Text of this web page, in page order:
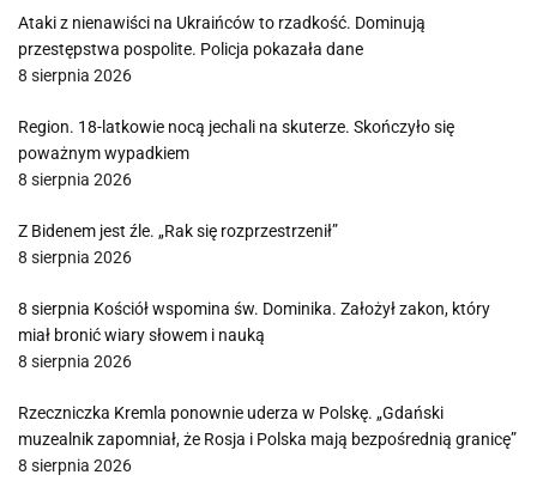
Ataki z nienawiści na Ukraińców to rzadkość. Dominują
przestępstwa pospolite. Policja pokazała dane
8 sierpnia 2026
Region. 18-latkowie nocą jechali na skuterze. Skończyło się
poważnym wypadkiem
8 sierpnia 2026
Z Bidenem jest źle. „Rak się rozprzestrzenił”
8 sierpnia 2026
8 sierpnia Kościół wspomina św. Dominika. Założył zakon, który
miał bronić wiary słowem i nauką
8 sierpnia 2026
Rzeczniczka Kremla ponownie uderza w Polskę. „Gdański
muzealnik zapomniał, że Rosja i Polska mają bezpośrednią granicę”
8 sierpnia 2026